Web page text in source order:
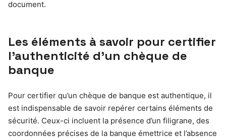
document.
Les éléments à savoir pour certifier
l’authenticité d’un chèque de
banque
Pour certifier qu’un chèque de banque est authentique, il
est indispensable de savoir repérer certains éléments de
sécurité. Ceux-ci incluent la présence d’un filigrane, des
coordonnées précises de la banque émettrice et l’absence